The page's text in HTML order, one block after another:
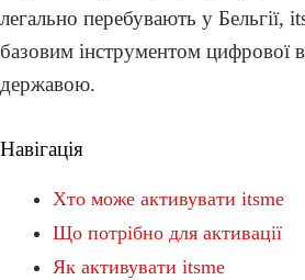
легально перебувають у Бельгії,
базовим інструментом цифрової
державою.
Навігація
Хто може активувати itsme
Що потрібно для активації
Як активувати itsme